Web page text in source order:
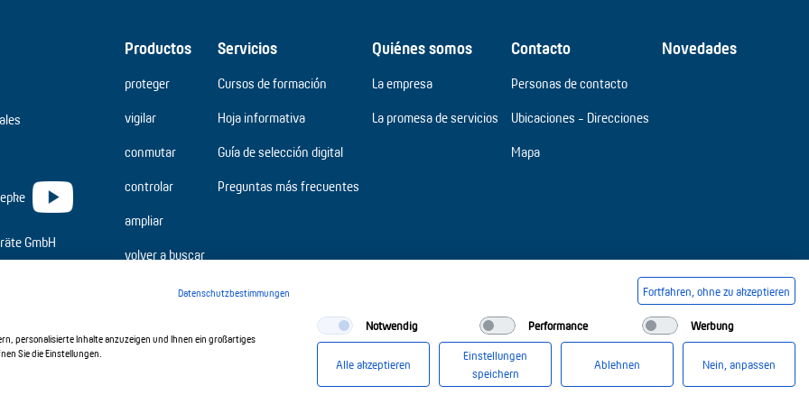
GmbH
Productos
proteger
vigilar
conmutar
controlar
ampliar
volver a buscar
Servicios
Cursos de formación
Hoja informativa
Guía de selección digital
Preguntas más frecuentes
Quiénes somos
La empresa
La promesa de servicios
Contacto
Personas de contacto
Ubicaciones - Direcciones
Mapa
Novedades
Fortfahren, ohne zu akzeptieren
Datenschutzbestimmungen
personalisierte Inhalte anzuzeigen und Ihnen ein großartiges
Sie die Einstellungen.
Notwendig Performance Werbung
Alle akzeptieren
Einstellungen
speichern
Ablehnen Nein, anpassen